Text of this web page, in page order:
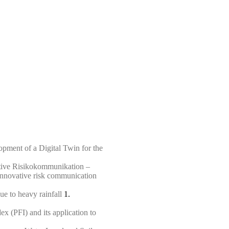
of a Digital Twin for the
Risikokommunikation –
risk communication
to heavy rainfall 1.
(PFI) and its application to